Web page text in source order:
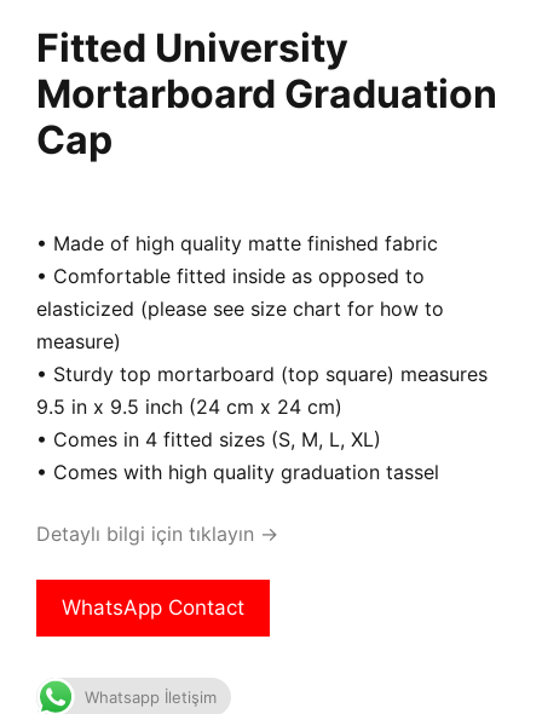
Fitted University
Mortarboard Graduation
Cap
• Made of high quality matte finished fabric
• Comfortable fitted inside as opposed to
elasticized (please see size chart for how to
measure)
• Sturdy top mortarboard (top square) measures
9.5 in x 9.5 inch (24 cm x 24 cm)
• Comes in 4 fitted sizes (S, M, L, XL)
• Comes with high quality graduation tassel
Detaylı bilgi için tıklayın →
WhatsApp Contact
Whatsapp İletişim